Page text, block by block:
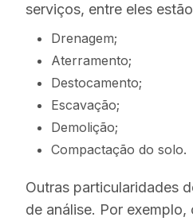
serviços, entre eles
Drenagem;
Aterramento;
Destocamento;
Escavação;
Demolição;
Compactação do solo.
Outras particularidades
de análise. Por